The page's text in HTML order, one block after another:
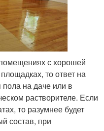
с хорошей
то ответ на
пола на даче или в
растворителе. Если
то разумнее будет
состав, при